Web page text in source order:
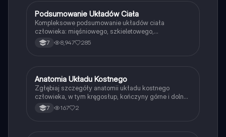
Biologia
Podsumowanie Układów Ciała
Kompleksowe podsumowanie układów ciała
człowieka: mięśniowego, szkieletowego,
pokarmowego, krążenia, limfatycznego,
wydalniczego, hormonalnego oraz nerwowego.
chorobach. Idealne dla uczniów klasy 7.
7 8,947 285
Biologia
Anatomia Układu Kostnego
Zgłębiaj szczegóły anatomii układu kostnego
człowieka, w tym kręgosłup, kończyny górne i dolne
oraz czaszkę. Dowiedz się o poszczególnych
kościach, ich funkcjach oraz położeniu w ciele.
7 167 2